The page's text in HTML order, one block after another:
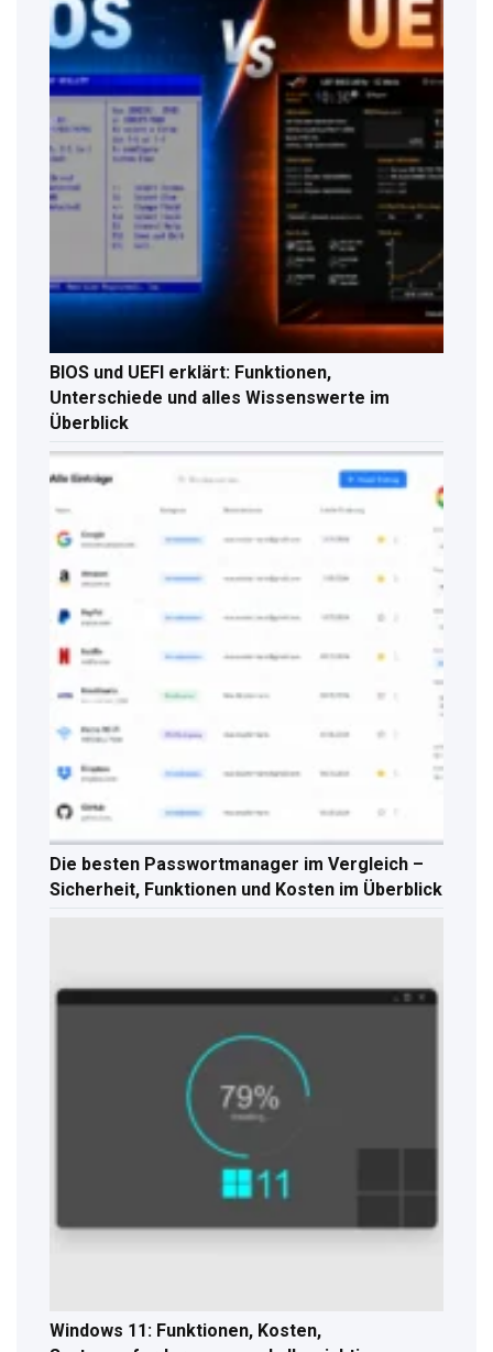
BIOS und UEFI erklärt: Funktionen,
Unterschiede und alles Wissenswerte im
Überblick
Die besten Passwortmanager im Vergleich –
Sicherheit, Funktionen und Kosten im Überblick
Windows 11: Funktionen, Kosten,